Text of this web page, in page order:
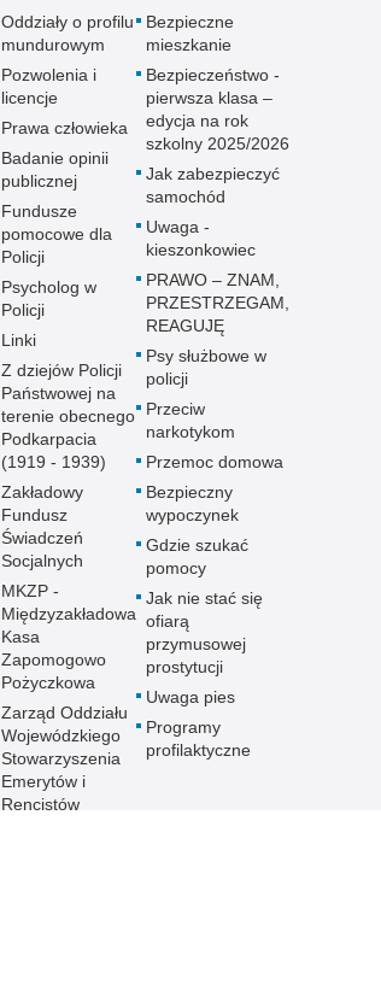
Oddziały o profilu
mundurowym
Pozwolenia i
licencje
Prawa człowieka
Badanie opinii
publicznej
Fundusze
pomocowe dla
Policji
Psycholog w
Policji
Linki
Z dziejów Policji
Państwowej na
terenie obecnego
Podkarpacia
(1919 - 1939)
Zakładowy
Fundusz
Świadczeń
Socjalnych
MKZP -
Międzyzakładowa
Kasa
Zapomogowo
Pożyczkowa
Zarząd Oddziału
Wojewódzkiego
Stowarzyszenia
Emerytów i
Rencistów
Bezpieczne
mieszkanie
Bezpieczeństwo -
pierwsza klasa –
edycja na rok
szkolny 2025/2026
Jak zabezpieczyć
samochód
Uwaga -
kieszonkowiec
PRAWO – ZNAM,
PRZESTRZEGAM,
REAGUJĘ
Psy służbowe w
policji
Przeciw
narkotykom
Przemoc domowa
Bezpieczny
wypoczynek
Gdzie szukać
pomocy
Jak nie stać się
ofiarą
przymusowej
prostytucji
Uwaga pies
Programy
profilaktyczne